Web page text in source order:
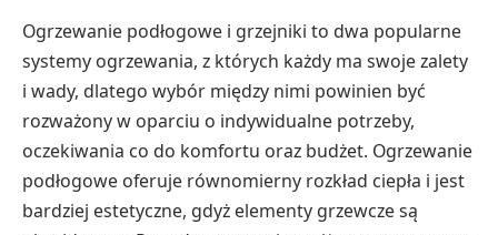
Ogrzewanie podłogowe i grzejniki to dwa popularne
systemy ogrzewania, z których każdy ma swoje zalety
i wady, dlatego wybór między nimi powinien być
rozważony w oparciu o indywidualne potrzeby,
oczekiwania co do komfortu oraz budżet. Ogrzewanie
podłogowe oferuje równomierny rozkład ciepła i jest
bardziej estetyczne, gdyż elementy grzewcze są